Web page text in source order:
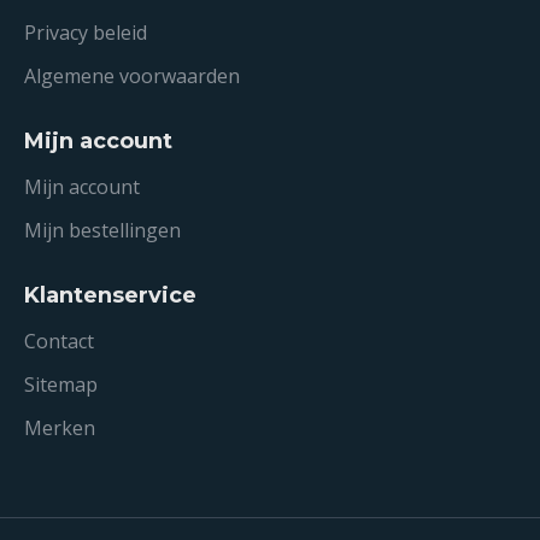
Privacy beleid
Algemene voorwaarden
Mijn account
Mijn account
Mijn bestellingen
Klantenservice
Contact
Sitemap
Merken